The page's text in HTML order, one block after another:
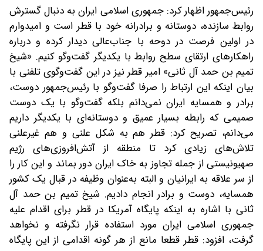
رئیس‌جمهور اظهار کرد: جمهوری اسلامی ایران به دنبال گسترش
روابط سازنده، دوستانه و برادرانه خود با قطر است و امیدوارم
در اولین فرصت در دوحه با جناب‌عالی دیدار کرده و درباره
راهکارهای ارتقای سطح روابط با یکدیگر گفت‌وگو کنیم. «شیخ
تمیم بن حمد آل ثانی» امیر قطر نیز در این گفت‌وگوی تلفنی با
بیان اینکه این ارتباط را صرفا گفت‌وگو با رئیس‌جمهور دوست،
برادر و همسایه ایران نمی‌دانم بلکه گفت‌وگو با یک دوست
صمیمی که رابطه بسیار عمیق و دوستانه‌ای با یکدیگر داریم
می‌دانم، تصریح کرد: قطر هم به شکل علنی و هم غیرعلنی
تلاش‌های زیادی کرد تا منطقه از آتش‌افروزی‌های رژیم
صهیونیستی از جمله تجاوز به خاک ایران دور بماند و این کار را
از سر علاقه به ایرانیان و البته به‌عنوان وظیفه در قبال یک کشور
همسایه، دوست و برادر انجام دادیم. شیخ تمیم بن حمد آل
ثانی با اشاره به اینکه پایگاه آمریکا در قطر برای اقدام علیه
جمهوری اسلامی ایران مورد استفاده قرار نگرفته و نخواهد
گرفت، افزود: قطر قطعا مانع از هر گونه اقدامی از این پایگاه